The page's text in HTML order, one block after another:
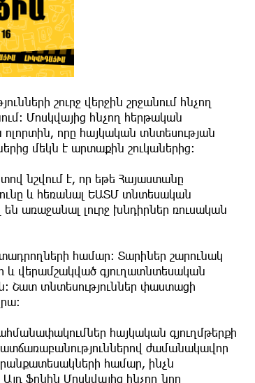
շուրջ վերջին շրջանում հնչող
Մոսկվայից հնչող հերթական
որը հայկական տնտեսության
մեկն է արտաքին շուկաներից։
նշվում է, որ եթե Հայաստանը
և հեռանալ ԵԱՏՄ տնտեսական
առաջանալ լուրջ խնդիրներ ռուսական
համար։ Տարիներ շարունակ
և վերամշակված գյուղատնտեսական
Շատ տնտեսություններ փաստացի
հայկական գյուղմթերքի
ժամանակավոր
համար, ինչն
ֆոնին Մոսկվայից հնչող նոր